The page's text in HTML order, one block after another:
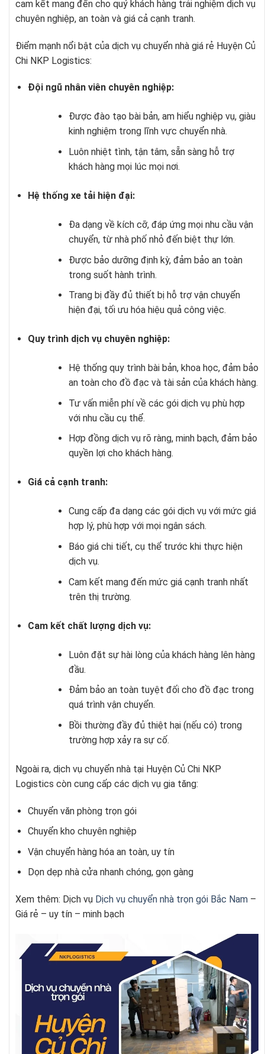
cam kết mang đến cho quý khách hàng trải nghiệm dịch vụ
chuyên nghiệp, an toàn và giá cả cạnh tranh.
Điểm mạnh nổi bật của dịch vụ chuyển nhà giá rẻ Huyện Củ
Chi NKP Logistics:
Đội ngũ nhân viên chuyên nghiệp:
Được đào tạo bài bản, am hiểu nghiệp vụ, giàu
kinh nghiệm trong lĩnh vực chuyển nhà.
Luôn nhiệt tình, tận tâm, sẵn sàng hỗ trợ
khách hàng mọi lúc mọi nơi.
Hệ thống xe tải hiện đại:
Đa dạng về kích cỡ, đáp ứng mọi nhu cầu vận
chuyển, từ nhà phố nhỏ đến biệt thự lớn.
Được bảo dưỡng định kỳ, đảm bảo an toàn
trong suốt hành trình.
Trang bị đầy đủ thiết bị hỗ trợ vận chuyển
hiện đại, tối ưu hóa hiệu quả công việc.
Quy trình dịch vụ chuyên nghiệp:
Hệ thống quy trình bài bản, khoa học, đảm bảo
an toàn cho đồ đạc và tài sản của khách hàng.
Tư vấn miễn phí về các gói dịch vụ phù hợp
với nhu cầu cụ thể.
Hợp đồng dịch vụ rõ ràng, minh bạch, đảm bảo
quyền lợi cho khách hàng.
Giá cả cạnh tranh:
Cung cấp đa dạng các gói dịch vụ với mức giá
hợp lý, phù hợp với mọi ngân sách.
Báo giá chi tiết, cụ thể trước khi thực hiện
dịch vụ.
Cam kết mang đến mức giá cạnh tranh nhất
trên thị trường.
Cam kết chất lượng dịch vụ:
Luôn đặt sự hài lòng của khách hàng lên hàng
đầu.
Đảm bảo an toàn tuyệt đối cho đồ đạc trong
quá trình vận chuyển.
Bồi thường đầy đủ thiệt hại (nếu có) trong
trường hợp xảy ra sự cố.
Ngoài ra, dịch vụ chuyển nhà tại Huyện Củ Chi NKP
Logistics còn cung cấp các dịch vụ gia tăng:
Chuyển văn phòng trọn gói
Chuyển kho chuyên nghiệp
Vận chuyển hàng hóa an toàn, uy tín
Dọn dẹp nhà cửa nhanh chóng, gọn gàng
Xem thêm: Dịch vụ Dịch vụ chuyển nhà trọn gói Bắc Nam –
Giá rẻ – uy tín – minh bạch